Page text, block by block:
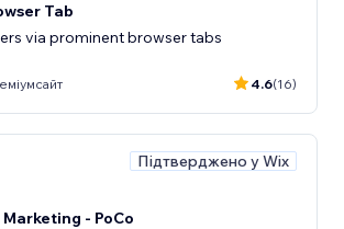
Tab
via prominent browser tabs
4.6(16)
Підтверджено у Wix
- PoCo